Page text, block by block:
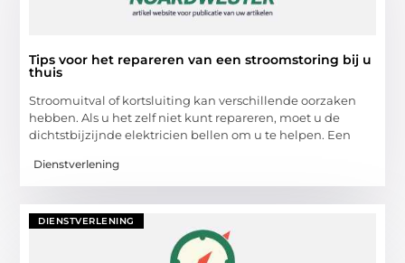
Tips voor het repareren van een stroomstoring bij u
thuis
Stroomuitval of kortsluiting kan verschillende oorzaken
hebben. Als u het zelf niet kunt repareren, moet u de
dichtstbijzijnde elektricien bellen om u te helpen. Een
Dienstverlening
DIENSTVERLENING